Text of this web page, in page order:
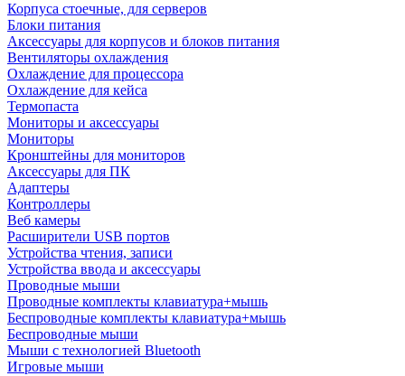
Корпуса стоечные, для серверов
Блоки питания
Аксессуары для корпусов и блоков питания
Вентиляторы охлаждения
Охлаждение для процессора
Охлаждение для кейса
Термопаста
Мониторы и аксессуары
Мониторы
Кронштейны для мониторов
Аксессуары для ПК
Адаптеры
Контроллеры
Веб камеры
Расширители USB портов
Устройства чтения, записи
Устройства ввода и аксессуары
Проводные мыши
Проводные комплекты клавиатура+мышь
Беспроводные комплекты клавиатура+мышь
Беспроводные мыши
Мыши с технологией Bluetooth
Игровые мыши